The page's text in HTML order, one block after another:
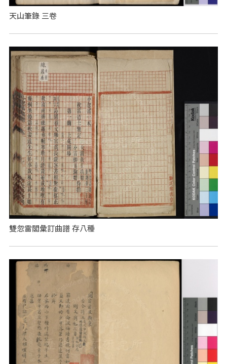
天山筆錄 三卷
雙忽雷閣彙訂曲譜 存八種